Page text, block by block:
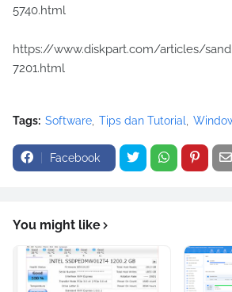
5740.html
https://www.diskpart.com/articles/
7201.html
Tags: Software Tips dan Tutorial
Facebook
You might like